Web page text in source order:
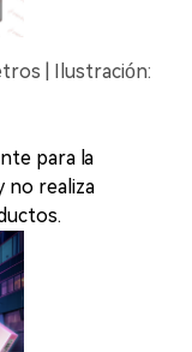
| Ilustración:
para la
no realiza